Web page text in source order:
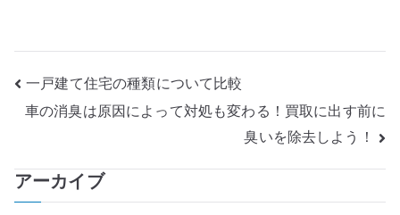
投
稿
ナ
ビ
一戸建て住宅の種類について比較
車の消臭は原因によって対処も変わる！買取に出す前に
臭いを除去しよう！
アーカイブ